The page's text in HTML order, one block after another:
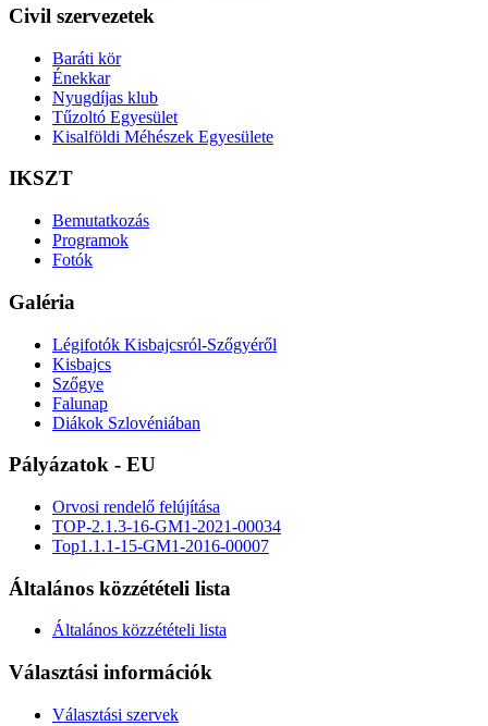
Civil szervezetek
Baráti kör
Énekkar
Nyugdíjas klub
Tűzoltó Egyesület
Kisalföldi Méhészek Egyesülete
IKSZT
Bemutatkozás
Programok
Fotók
Galéria
Légifotók Kisbajcsról-Szőgyéről
Kisbajcs
Szőgye
Falunap
Diákok Szlovéniában
Pályázatok - EU
Orvosi rendelő felújítása
TOP-2.1.3-16-GM1-2021-00034
Top1.1.1-15-GM1-2016-00007
Általános közzétételi lista
Általános közzétételi lista
Választási információk
Választási szervek